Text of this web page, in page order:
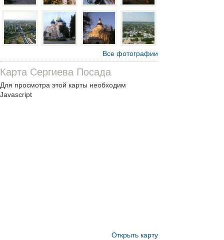
Все фотографии
Карта Сергиева Посада
Для просмотра этой карты необходим
Javascript
Открыть карту